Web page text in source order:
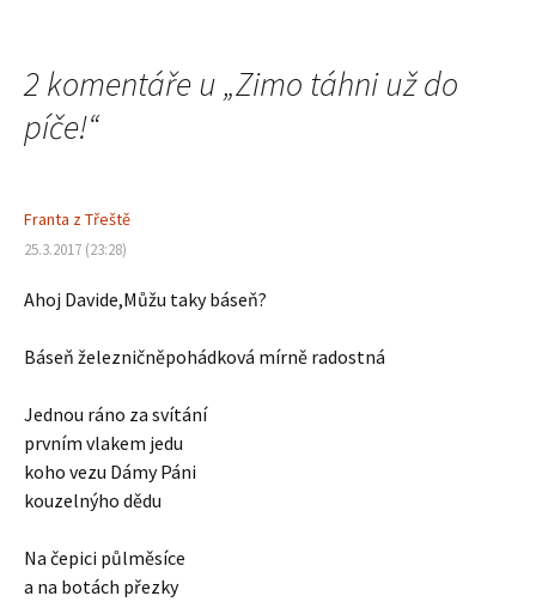
příspěvek
2 komentáře u „Zimo táhni už do
píče!“
Franta z Třeště
25.3.2017 (23:28)
Ahoj Davide,Můžu taky báseň?
Báseň železničněpohádková mírně radostná
Jednou ráno za svítání
prvním vlakem jedu
koho vezu Dámy Páni
kouzelnýho dědu
Na čepici půlměsíce
a na botách přezky